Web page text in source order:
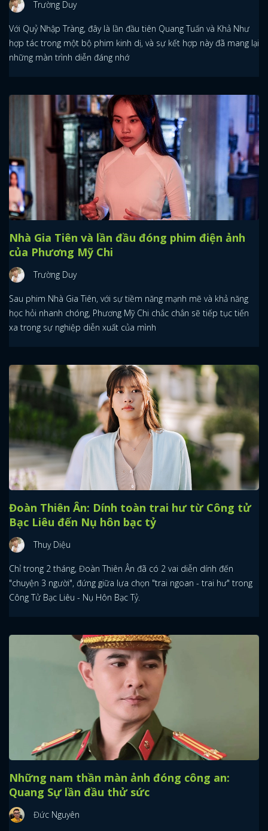
Trường Duy
Với Quỷ Nhập Tràng, đây là lần đầu tiên Quang Tuấn và Khả Như
hợp tác trong một bộ phim kinh dị, và sự kết hợp này đã mang lại
những màn trình diễn đáng nhớ
Nhà Gia Tiên và lần đầu đóng phim điện ảnh
của Phương Mỹ Chi
Trường Duy
Sau phim Nhà Gia Tiên, với sự tiềm năng mạnh mẽ và khả năng
học hỏi nhanh chóng, Phương Mỹ Chi chắc chắn sẽ tiếp tục tiến
xa trong sự nghiệp diễn xuất của mình
Đoàn Thiên Ân: Dính toàn trai hư từ Công tử
Bạc Liêu đến Nụ hôn bạc tỷ
Thuỵ Diệu
Chỉ trong 2 tháng, Đoàn Thiên Ân đã có 2 vai diễn dính đến
"chuyện 3 người", đứng giữa lựa chọn "trai ngoan - trai hư" trong
Công Tử Bạc Liêu - Nụ Hôn Bạc Tỷ.
Những nam thần màn ảnh đóng công an:
Quang Sự lần đầu thử sức
Đức Nguyên